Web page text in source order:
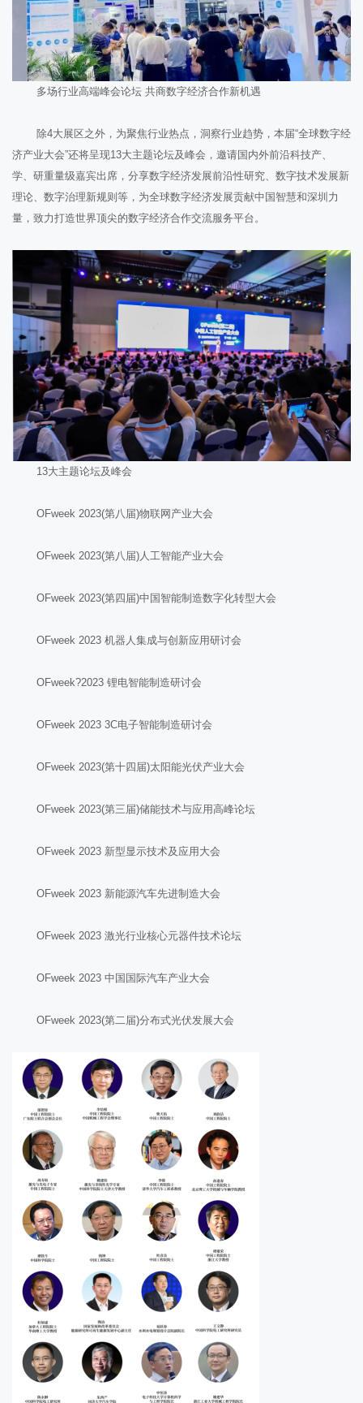
多场行业高端峰会论坛 共商数字经济合作新机遇
除4大展区之外，为聚焦行业热点，洞察行业趋势，本届“全球数字经
济产业大会”还将呈现13大主题论坛及峰会，邀请国内外前沿科技产、
学、研重量级嘉宾出席，分享数字经济发展前沿性研究、数字技术发展新
理论、数字治理新规则等，为全球数字经济发展贡献中国智慧和深圳力
量，致力打造世界顶尖的数字经济合作交流服务平台。
13大主题论坛及峰会
OFweek 2023(第八届)物联网产业大会
OFweek 2023(第八届)人工智能产业大会
OFweek 2023(第四届)中国智能制造数字化转型大会
OFweek 2023 机器人集成与创新应用研讨会
OFweek?2023 锂电智能制造研讨会
OFweek 2023 3C电子智能制造研讨会
OFweek 2023(第十四届)太阳能光伏产业大会
OFweek 2023(第三届)储能技术与应用高峰论坛
OFweek 2023 新型显示技术及应用大会
OFweek 2023 新能源汽车先进制造大会
OFweek 2023 激光行业核心元器件技术论坛
OFweek 2023 中国国际汽车产业大会
OFweek 2023(第二届)分布式光伏发展大会